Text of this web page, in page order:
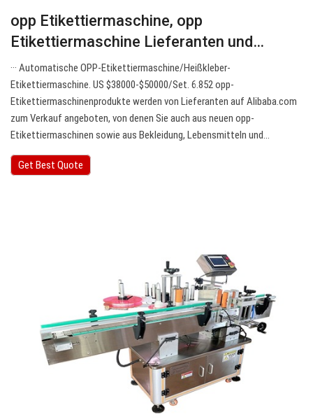
opp Etikettiermaschine, opp
Etikettiermaschine Lieferanten und…
··· Automatische OPP-Etikettiermaschine/Heißkleber-
Etikettiermaschine. US $38000-$50000/Set. 6.852 opp-
Etikettiermaschinenprodukte werden von Lieferanten auf Alibaba.com
zum Verkauf angeboten, von denen Sie auch aus neuen opp-
Etikettiermaschinen sowie aus Bekleidung, Lebensmitteln und…
Get Best Quote